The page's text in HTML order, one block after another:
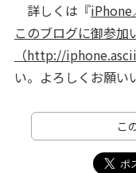
詳しくは『iPhone
このブログに御参加
（http://
い。よろしくお願い
こ